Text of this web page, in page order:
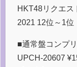
HKT48リクエス
2021 12位～1位
■通常盤コンプ
UPCH-20607